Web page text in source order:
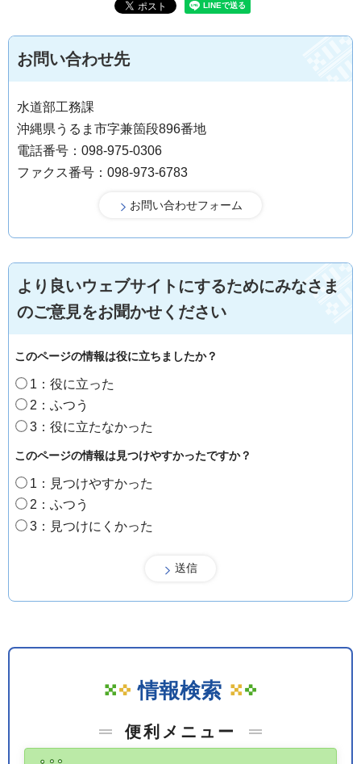
お問い合わせ先
水道部工務課
沖縄県うるま市字兼箇段896番地
電話番号：098-975-0306
ファクス番号：098-973-6783
より良いウェブサイトにするためにみなさま
のご意見をお聞かせください
このページの情報は役に立ちましたか？
1：役に立った
2：ふつう
3：役に立たなかった
このページの情報は見つけやすかったですか？
1：見つけやすかった
2：ふつう
3：見つけにくかった
情報検索
便利メニュー